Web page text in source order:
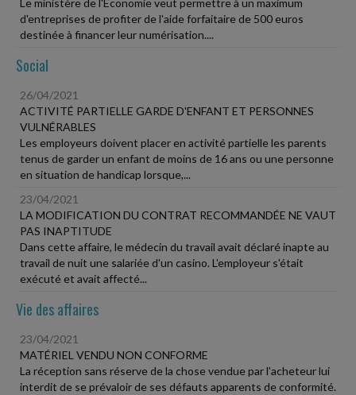
Le ministère de l'Économie veut permettre à un maximum
d'entreprises de profiter de l'aide forfaitaire de 500 euros
destinée à financer leur numérisation....
Social
26/04/2021
ACTIVITÉ PARTIELLE GARDE D'ENFANT ET PERSONNES
VULNÉRABLES
Les employeurs doivent placer en activité partielle les parents
tenus de garder un enfant de moins de 16 ans ou une personne
en situation de handicap lorsque,...
23/04/2021
LA MODIFICATION DU CONTRAT RECOMMANDÉE NE VAUT
PAS INAPTITUDE
Dans cette affaire, le médecin du travail avait déclaré inapte au
travail de nuit une salariée d'un casino. L'employeur s'était
exécuté et avait affecté...
Vie des affaires
23/04/2021
MATÉRIEL VENDU NON CONFORME
La réception sans réserve de la chose vendue par l'acheteur lui
interdit de se prévaloir de ses défauts apparents de conformité.